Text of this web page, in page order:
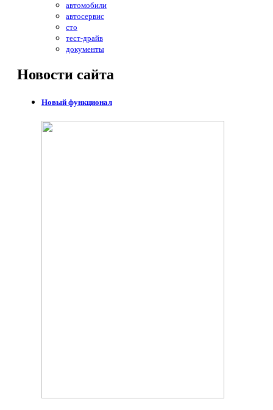
автомобили
автосервис
сто
тест-драйв
документы
Новости сайта
Новый функционал